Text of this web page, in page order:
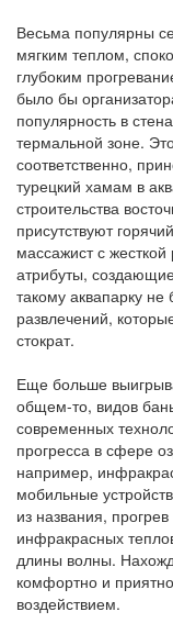
Весьма популярны
мягким теплом,
глубоким
было бы
популярность в
термальной зоне.
соответственно,
турецкий хамам в
строительства
присутствуют
массажист с
атрибуты,
такому аквапарку
развлечений,
стократ.
Еще больше
общем-то, видов
современных
прогресса в сфере
например,
мобильные
из названия,
инфракрасных
длины волны.
комфортно и
воздействием.